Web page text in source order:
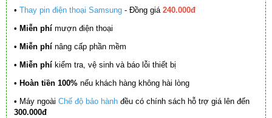
• Thay pin điện thoại Samsung - Đồng giá 240.000đ
• Miễn phí mượn điện thoại
• Miễn phí nâng cấp phần mềm
• Miễn phí kiểm tra, vệ sinh và báo lỗi thiết bị
• Hoàn tiền 100% nếu khách hàng không hài lòng
• Máy ngoài Chế độ bảo hành đều có chính sách hỗ trợ giá lên đến
300.000đ